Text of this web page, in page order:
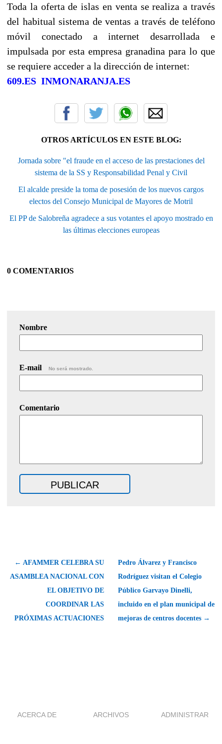
Toda la oferta de islas en venta se realiza a través
del habitual sistema de ventas a través de teléfono
móvil conectado a internet desarrollada e
impulsada por esta empresa granadina para lo que
se requiere acceder a la dirección de internet:
609.ES INMONARANJA.ES
OTROS ARTÍCULOS EN ESTE BLOG:
Jornada sobre "el fraude en el acceso de las prestaciones del
sistema de la SS y Responsabilidad Penal y Civil
El alcalde preside la toma de posesión de los nuevos cargos
electos del Consejo Municipal de Mayores de Motril
El PP de Salobreña agradece a sus votantes el apoyo mostrado en
las últimas elecciones europeas
0 COMENTARIOS
Nombre
E-mail No será mostrado.
Comentario
← AFAMMER CELEBRA SU
ASAMBLEA NACIONAL CON
EL OBJETIVO DE
COORDINAR LAS
PRÓXIMAS ACTUACIONES
Pedro Álvarez y Francisco
Rodríguez visitan el Colegio
Público Garvayo Dinelli,
incluido en el plan municipal de
mejoras de centros docentes →
ACERCA DE ARCHIVOS ADMINISTRAR